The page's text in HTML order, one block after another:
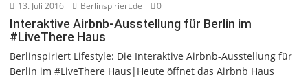
13. Juli 2016 Berlinspiriert.de 0
Interaktive Airbnb-Ausstellung für Berlin im
#LiveThere Haus
Berlinspiriert Lifestyle: Die Interaktive Airbnb-Ausstellung für
Berlin im #LiveThere Haus|Heute öffnet das Airbnb Haus